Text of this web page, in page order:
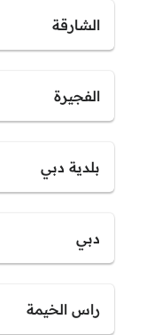
الشارقة
الفجيرة
بلدية دبي
دبي
راس الخيمة